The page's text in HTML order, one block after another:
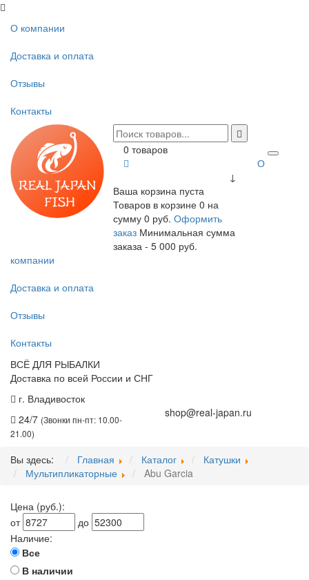
О компании
Доставка и оплата
Отзывы
Контакты
0 товаров
↓
Ваша корзина пуста
Товаров в корзине0 на
сумму0 руб. Оформить
заказ Минимальная сумма
заказа - 5 000 руб.
О
компании
Доставка и оплата
Отзывы
Контакты
ВСЁ ДЛЯ РЫБАЛКИ
Доставка по всей России и СНГ
г. Владивосток
24/7 (Звонки пн-пт: 10.00-
21.00)
shop@real-japan.ru
Вы здесь: Главная Каталог
Катушки
Мультипликаторные
Abu Garcia
Цена (руб.):
от
до
Наличие:
Все
В наличии